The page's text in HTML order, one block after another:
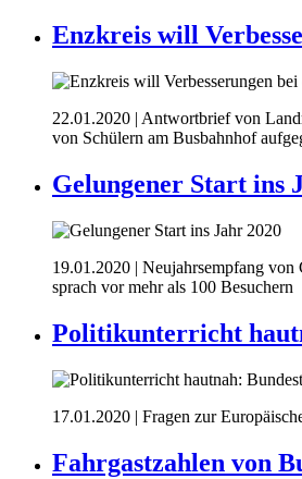
Enzkreis will
22.01.2020 | Antwortbrief von
von Schülern am Busbahnhof
Gelungener Start ins
19.01.2020 | Neujahrsempfang
sprach vor mehr als 100 Besuchern
Politikunterricht
17.01.2020 | Fragen zur
Fahrgastzahlen von